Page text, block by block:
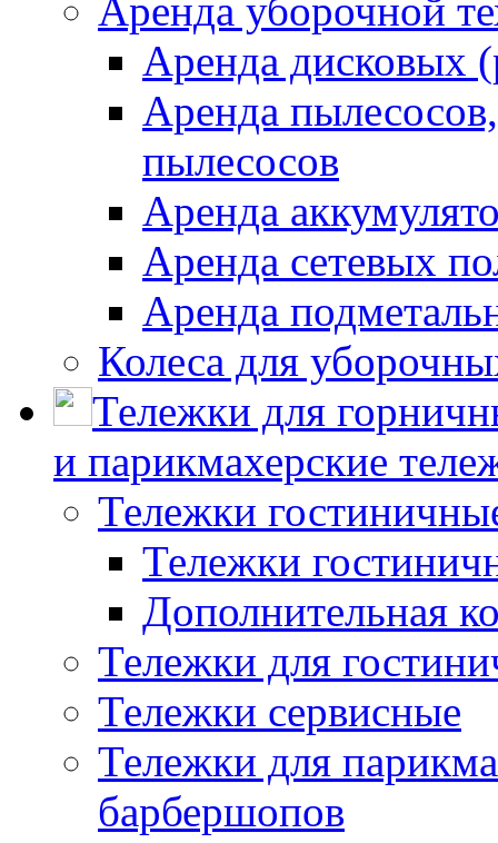
Аренда уборочной
Аренда дисковых
Аренда
пылесосов
Аренда
Аренда сетевых
Аренда
Колеса для
Тележки для
и парикмахерские
Тележки
Тележки
Дополнительная
Тележки для
Тележки сервисные
Тележки для
барбершопов